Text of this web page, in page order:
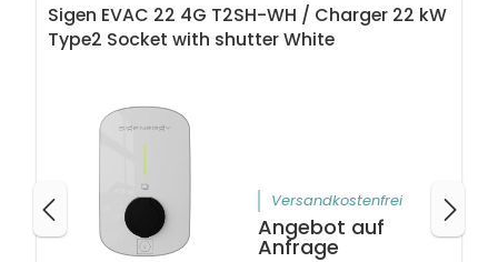
Sigen EVAC 22 4G T2SH-WH / Charger 22 kW
Type2 Socket with shutter White
Versandkostenfrei
Angebot auf
Anfrage